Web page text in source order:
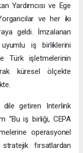
Yardımcısı ve Ege
ve her iki
geldi. İmzalanan
uyumlu iş birliklerini
Türk işletmelerinin
küresel ölçekte
dile getiren Interlink
“Bu iş birliği, CEPA
operasyonel
fırsatlardan